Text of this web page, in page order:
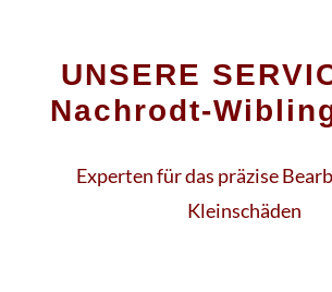
UNSERE
Nachrodt-
Experten für das präzise
Kleinschäden